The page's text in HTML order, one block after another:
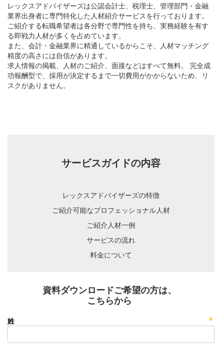
レックスアドバイザーズは公認会計士、税理士、管理部門・金融
業界出身者に専門特化した人材紹介サービスを行っております。
ご紹介する転職希望者は各分野で専門性を持ち、実務経験を有す
る即戦力人材が多くを占めています。
また、会計・金融業界に精通しているからこそ、人材マッチング
精度の高さには自信があります。
求人情報の掲載、人材のご紹介、面接などはすべて無料。 完全成
功報酬型で、採用が決定するまで一切費用がかからないため、リ
スクがありません。
サービスガイドの内容
レックスアドバイザーズの特徴
ご紹介可能なプロフェッショナル人材
ご紹介人材一例
サービスの流れ
料金について
資料ダウンロードご希望の方は、
こちらから
姓